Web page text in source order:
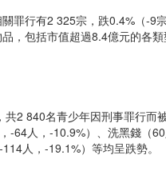
罪行有2 325宗，跌0.4%（-9
，包括市值超過8.4億元的各
共2 840名青少年因刑事罪行而
，-64人，-10.9%）、洗黑錢（
人，-19.1%）等均呈跌勢。